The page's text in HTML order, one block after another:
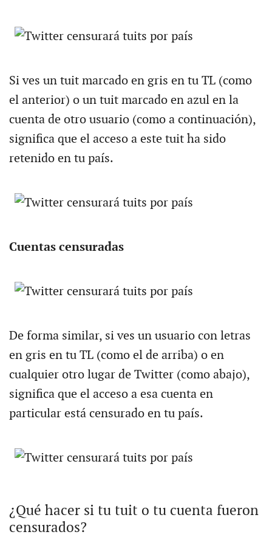
Si ves un tuit marcado en gris en tu TL (como
el anterior) o un tuit marcado en azul en la
cuenta de otro usuario (como a continuación),
significa que el acceso a este tuit ha sido
retenido en tu país.
Cuentas censuradas
De forma similar, si ves un usuario con letras
en gris en tu TL (como el de arriba) o en
cualquier otro lugar de Twitter (como abajo),
significa que el acceso a esa cuenta en
particular está censurado en tu país.
¿Qué hacer si tu tuit o tu cuenta fueron
censurados?